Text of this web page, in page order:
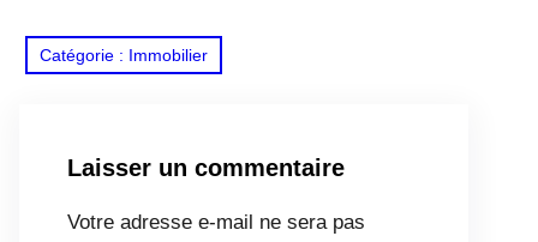
Catégorie : Immobilier
Laisser un commentaire
Votre adresse e-mail ne sera pas